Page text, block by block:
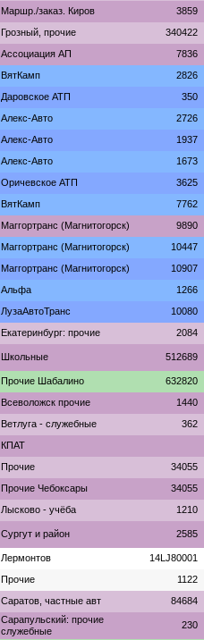
Маршр./заказ. Киров 3859
Грозный, прочие 340422
Ассоциация АП 7836
ВятКамп 2826
Даровское АТП 350
Алекс-Авто 2726
Алекс-Авто 1937
Алекс-Авто 1673
Оричевское АТП 3625
ВятКамп 7762
Маггортранс (Магнитогорск) 9890
Маггортранс (Магнитогорск) 10447
Маггортранс (Магнитогорск) 10907
Альфа 1266
ЛузаАвтоТранс 10080
Екатеринбург: прочие 2084
Школьные 512689
Прочие Шабалино 632820
Всеволожск прочие 1440
Ветлуга - служебные 362
КПАТ
Прочие 34055
Прочие Чебоксары 34055
Лысково - учёба 1210
Сургут и район 2585
Лермонтов 14LJ80001
Прочие 1122
Саратов, частные авт 84684
Сарапульский: прочие
служебные
230